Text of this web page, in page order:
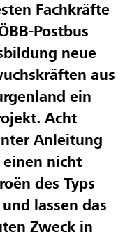
Fachkräfte
Postbus
neue
aus
ein
Acht
Anleitung
nicht
des Typs
lassen das
Zweck in